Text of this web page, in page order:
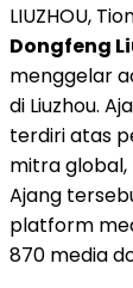
LIUZHOU,
Dongfeng
menggelar
di Liuzhou.
terdiri atas
mitra global,
Ajang
platform
870 media